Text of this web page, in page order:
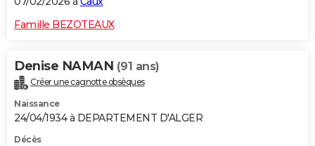
Famille BEZOTEAUX
Denise NAMAN (91 ans)
Créer une cagnotte obsèques
Naissance
24/04/1934 à DEPARTEMENT D'ALGER
Décès